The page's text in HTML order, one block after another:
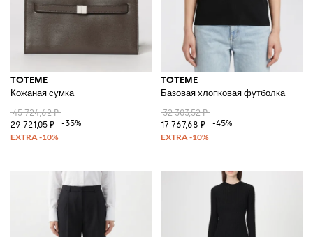
TOTEME
Кожаная сумка
45 724,62 ₽
29 721,05 ₽
-35%
TOTEME
Базовая хлопковая футболка
32 303,52 ₽
17 767,68 ₽
-45%